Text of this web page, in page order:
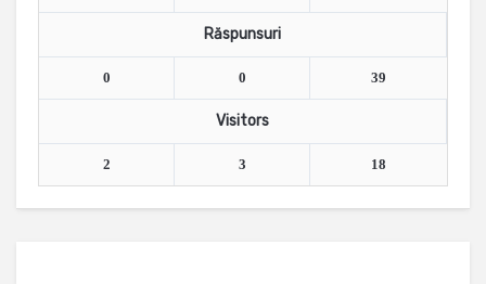
Răspunsuri
0 0 39
Visitors
2 3 18